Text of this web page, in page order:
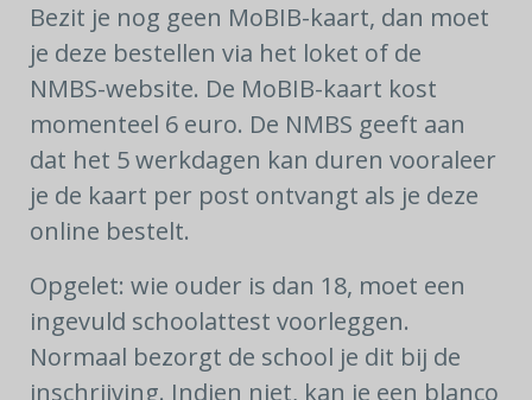
Bezit je nog geen MoBIB-kaart, dan moet
je deze bestellen via het loket of de
NMBS-website. De MoBIB-kaart kost
momenteel 6 euro. De NMBS geeft aan
dat het 5 werkdagen kan duren vooraleer
je de kaart per post ontvangt als je deze
online bestelt.
Opgelet: wie ouder is dan 18, moet een
ingevuld schoolattest voorleggen.
Normaal bezorgt de school je dit bij de
inschrijving. Indien niet, kan je een blanco